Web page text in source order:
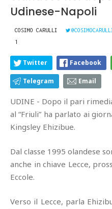
Udinese-Napoli
COSIMO CARULLI
1
Twitter Facebook
Telegram Email
UDINE - Dopo il pari
al “Friuli” ha parlato ai
Kingsley Ehizibue.
Dal classe 1995 olandese
anche in chiave Lecce,
Eccole.
Verso il Lecce, parla